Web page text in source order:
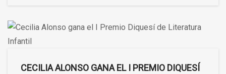
CECILIA ALONSO GANA EL I PREMIO DIQUESÍ